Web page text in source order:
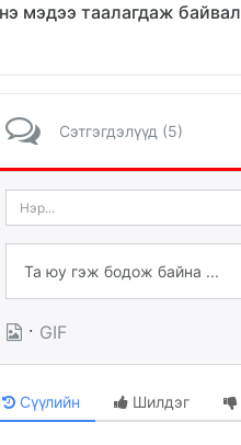
мэдээ таалагдаж байвал
Сэтгэгдэлүүд (5)
· GIF
Сүүлийн Шилдэг